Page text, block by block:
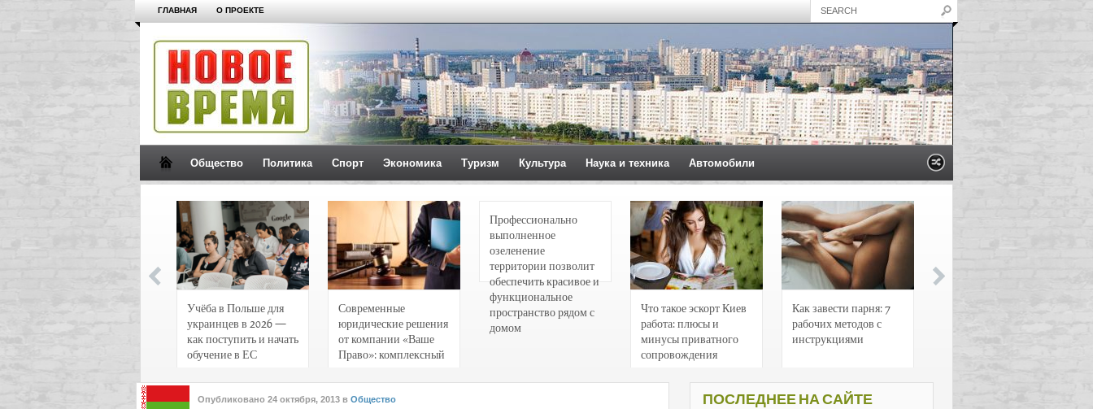
ГЛАВНАЯ О ПРОЕКТЕ
Общество Политика Спорт Экономика Туризм Культура Наука и техника Автомобили
Учёба в Польше для
украинцев в 2026 —
как поступить и начать
обучение в ЕС
Современные
юридические решения
от компании «Ваше
Право»: комплексный
интересов клиентов
Профессионально
выполненное
озеленение
территории позволит
обеспечить красивое и
функциональное
пространство рядом с
домом
Что такое эскорт Киев
работа: плюсы и
минусы приватного
сопровождения
Как завести парня: 7
рабочих методов с
инструкциями
Опубликовано 24 октября, 2013 в Общество ПОСЛЕДНЕЕ НА САЙТЕ